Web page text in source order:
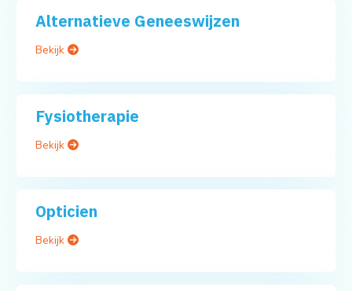
Alternatieve Geneeswijzen
Bekijk
Fysiotherapie
Bekijk
Opticien
Bekijk